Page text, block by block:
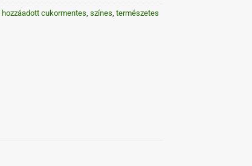
hozzáadott cukormentes, színes, természetes